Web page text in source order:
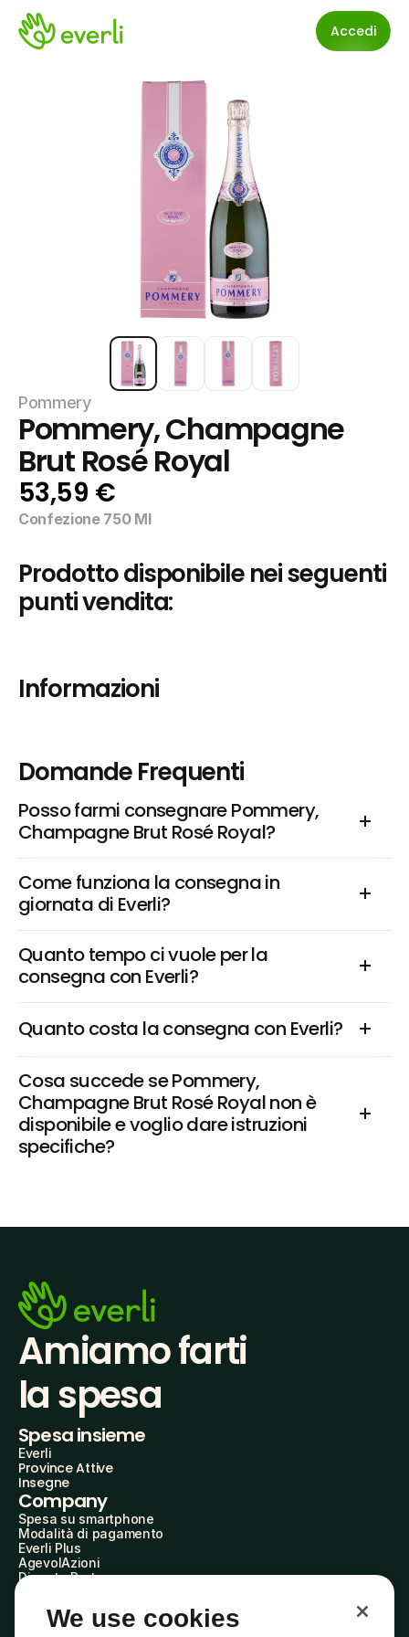
Accedi
Pommery
Pommery, Champagne
Brut Rosé Royal
53,59 €
Confezione 750 Ml
Prodotto disponibile nei seguenti
punti vendita:
Informazioni
Domande Frequenti
Posso farmi consegnare Pommery,
Champagne Brut Rosé Royal?
Come funziona la consegna in
giornata di Everli?
Quanto tempo ci vuole per la
consegna con Everli?
Quanto costa la consegna con Everli?
Cosa succede se Pommery,
Champagne Brut Rosé Royal non è
disponibile e voglio dare istruzioni
specifiche?
Amiamo farti
la spesa
Spesa insieme
Everli
Province Attive
Insegne
Company
Spesa su smartphone
Modalità di pagamento
Everli Plus
AgevolAzioni
Diventa Partner
Everli Shoppers
About Us
We use cookies